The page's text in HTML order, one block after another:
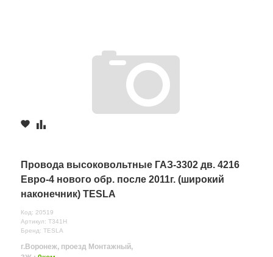
Провода высоковольтные ГАЗ-3302 дв. 4216
Евро-4 нового обр. после 2011г. (широкий
наконечник) TESLA
Код: 20519
Артикул: T341H
Бренд: TESLA
г.Воронеж, проезд Монтажный,